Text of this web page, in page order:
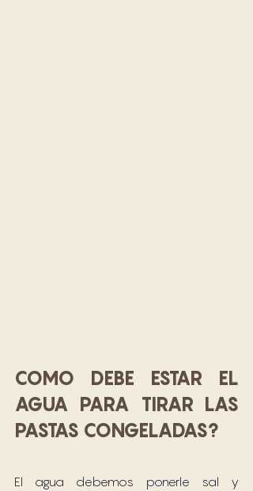
COMO DEBE ESTAR EL
AGUA PARA TIRAR LAS
PASTAS CONGELADAS?
El agua debemos ponerle sal y